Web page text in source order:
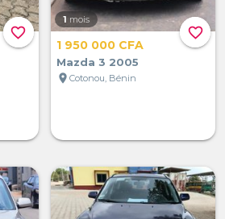
favorite_border favorite_border
1 mois
1 950 000 CFA
Mazda 3 2005
location_on Cotonou, Bénin